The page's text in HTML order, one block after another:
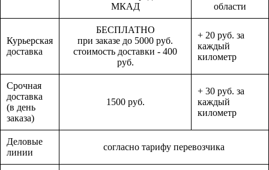
МКАД
области
Курьерская
доставка
БЕСПЛАТНО
при заказе до 5000 руб.
стоимость доставки - 400
руб.
+ 20 руб. за
каждый
километр
Срочная
доставка
(в день
заказа)
1500 руб.
+ 30 руб. за
каждый
километр
Деловые
линии
согласно тарифу перевозчика